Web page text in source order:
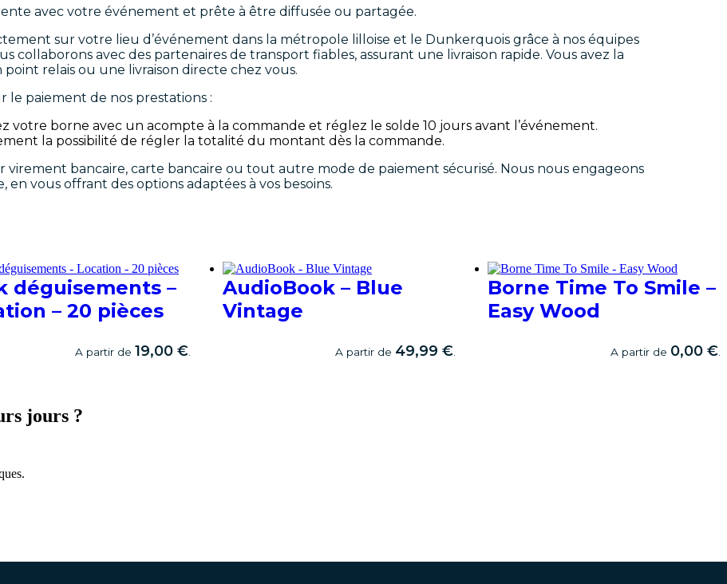
avec votre événement et prête à être diffusée ou partagée.
sur votre lieu d’événement dans la métropole lilloise et le Dunkerquois grâce à nos équipes
collaborons avec des partenaires de transport fiables, assurant une livraison rapide. Vous avez la
relais ou une livraison directe chez vous.
le paiement de nos prestations :
votre borne avec un acompte à la commande et réglez le solde 10 jours avant l’événement.
la possibilité de régler la totalité du montant dès la commande.
bancaire, carte bancaire ou tout autre mode de paiement sécurisé. Nous nous engageons
vous offrant des options adaptées à vos besoins.
déguisements –
– 20 pièces
A partir de 19,00 €
AudioBook – Blue
Vintage
A partir de 49,99 €
Borne Time To Smile –
Easy Wood
A partir de 0,00 €
jours ?